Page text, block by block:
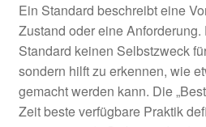
Ein Standard beschreibt eine
Zustand oder eine
Standard keinen Selbstzweck
sondern hilft zu erkennen, wie
gemacht werden kann. Die
Zeit beste verfügbare Praktik